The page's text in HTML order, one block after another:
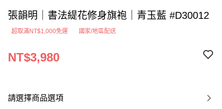
張韻明｜書法緹花修身旗袍｜青玉藍 #D30012
超取滿NT$1,000免運 國家/地區配送
NT$3,980
請選擇商品選項